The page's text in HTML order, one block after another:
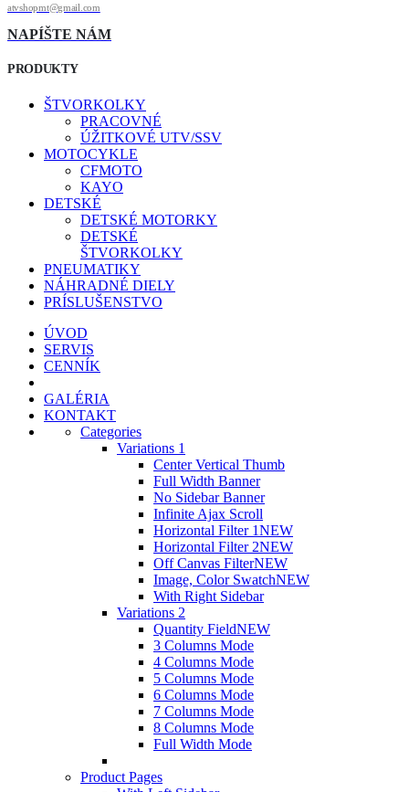
atvshopmt@gmail.com
NAPÍŠTE NÁM
PRODUKTY
ŠTVORKOLKY
PRACOVNÉ
ÚŽITKOVÉ UTV/SSV
MOTOCYKLE
CFMOTO
KAYO
DETSKÉ
DETSKÉ MOTORKY
DETSKÉ
ŠTVORKOLKY
PNEUMATIKY
NÁHRADNÉ DIELY
PRÍSLUŠENSTVO
ÚVOD
SERVIS
CENNÍK
GALÉRIA
KONTAKT
Categories
Variations 1
Center Vertical Thumb
Full Width Banner
No Sidebar Banner
Infinite Ajax Scroll
Horizontal Filter 1NEW
Horizontal Filter 2NEW
Off Canvas FilterNEW
Image, Color SwatchNEW
With Right Sidebar
Variations 2
Quantity FieldNEW
3 Columns Mode
4 Columns Mode
5 Columns Mode
6 Columns Mode
7 Columns Mode
8 Columns Mode
Full Width Mode
Product Pages